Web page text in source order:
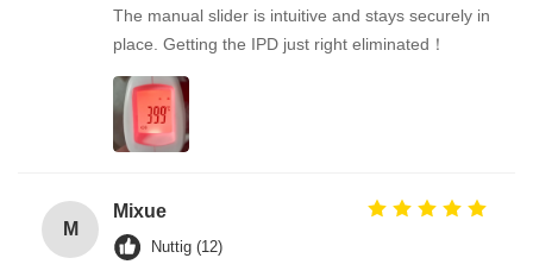
The manual slider is intuitive and stays securely in
place. Getting the IPD just right eliminated！
M
Mixue
Nuttig (12)